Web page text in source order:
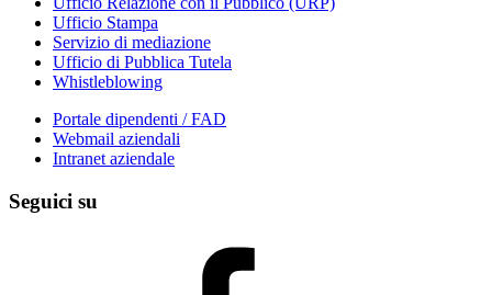
Ufficio Stampa
Servizio di mediazione
Ufficio di Pubblica Tutela
Whistleblowing
Portale dipendenti / FAD
Webmail aziendali
Intranet aziendale
Seguici su